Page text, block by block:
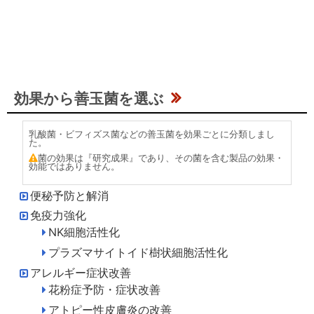
効果から善玉菌を選ぶ
乳酸菌・ビフィズス菌などの善玉菌を効果ごとに分類しまし
た。
菌の効果は『研究成果』であり、その菌を含む製品の効果・
効能ではありません。
便秘予防と解消
免疫力強化
NK細胞活性化
プラズマサイトイド樹状細胞活性化
アレルギー症状改善
花粉症予防・症状改善
アトピー性皮膚炎の改善